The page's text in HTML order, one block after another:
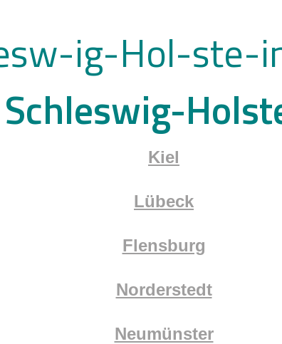
Schleswig-
Kiel
Lübeck
Flensburg
Norderstedt
Neumünster